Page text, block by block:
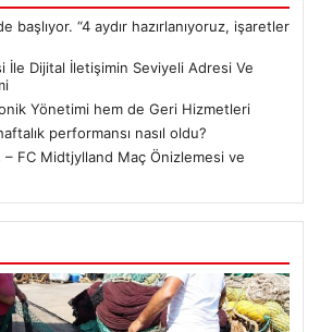
başlıyor. “4 aydır hazırlanıyoruz, işaretler
İle Dijital İletişimin Seviyeli Adresi Ve
Yönetimi hem de Geri Hizmetleri
performansı nasıl oldu?
– FC Midtjylland Maç Önizlemesi ve